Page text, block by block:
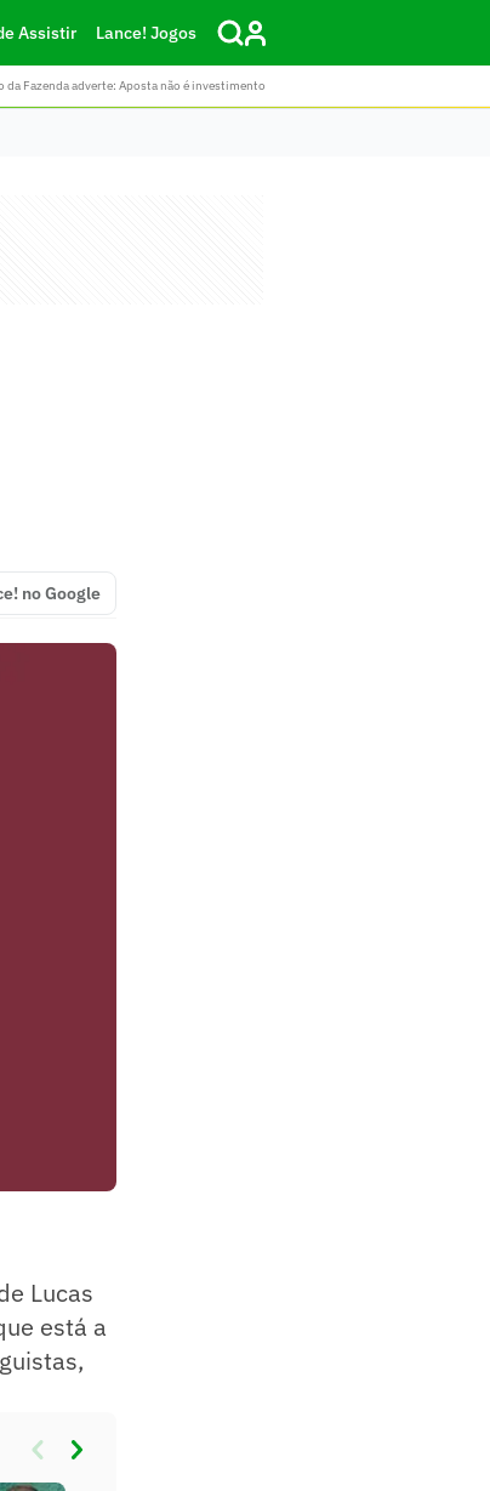
Assistir Lance! Jogos
da Fazenda adverte: Aposta não é investimento
no Google
Lucas
está a